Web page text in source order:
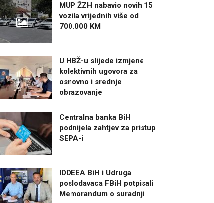
MUP ŽZH nabavio novih 15
vozila vrijednih više od
700.000 KM
U HBŽ-u slijede izmjene
kolektivnih ugovora za
osnovno i srednje
obrazovanje
Centralna banka BiH
podnijela zahtjev za pristup
SEPA-i
IDDEEA BiH i Udruga
poslodavaca FBiH potpisali
Memorandum o suradnji